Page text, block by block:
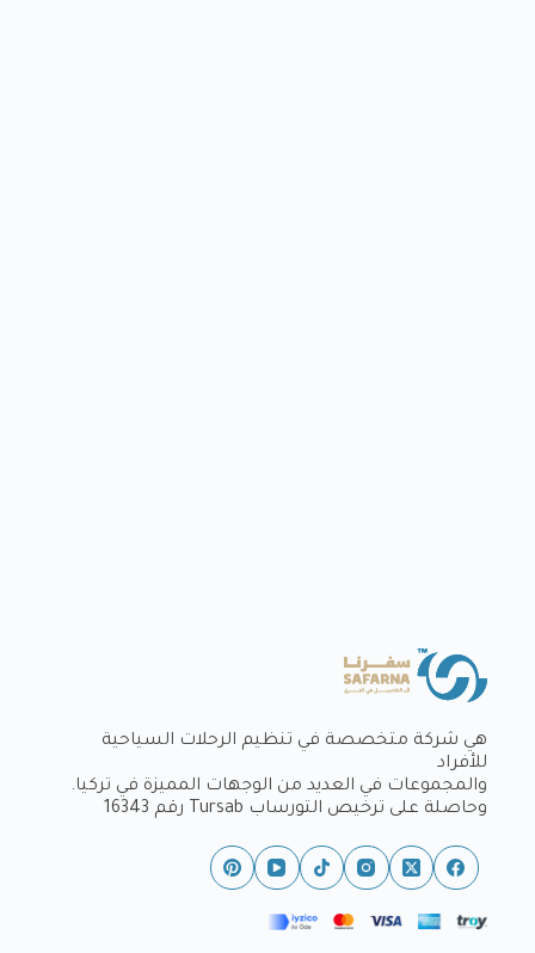
هي شركة متخصصة في تنظيم الرحلات السياحية
للأفراد
والمجموعات في العديد من الوجهات المميزة في تركيا.
وحاصلة على ترخيص التورساب Tursab رقم 16343